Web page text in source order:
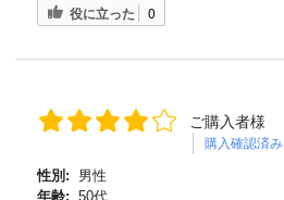
役に立った 0
ご購入者様
購入確認済み
性別:
男性
年齢: 50代